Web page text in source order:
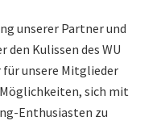
unserer Partner und
Kulissen des WU
für unsere Mitglieder
sich mit
Enthusiasten zu